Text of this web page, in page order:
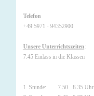
Telefon
+49 5971 - 94352900
Unsere Unterrichtszeiten:
7.45 Einlass in die Klassen
1. Stunde: 7.50 - 8.35 Uhr